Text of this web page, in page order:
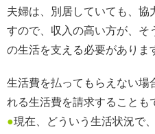
夫婦は、別居していても、協
すので、収入の高い方が、そ
の生活を支える必要がありま
生活費を払ってもらえない場
れる生活費を請求することも
●現在、どういう生活状況で